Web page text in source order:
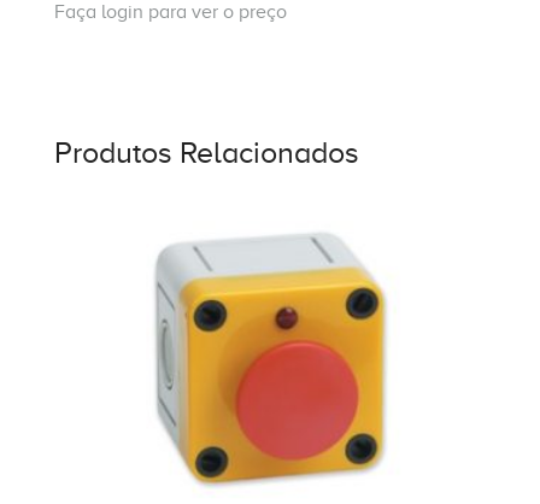
Faça login para ver o preço
Produtos Relacionados